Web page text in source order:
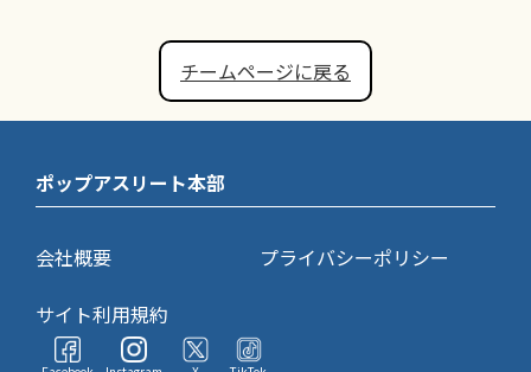
チームページに戻る
ポップアスリート本部
会社概要
プライバシーポリシー
サイト利用規約